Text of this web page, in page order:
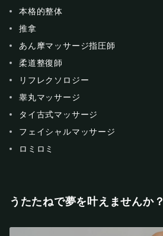
本格的整体
推拿
あん摩マッサージ指圧師
柔道整復師
リフレクソロジー
睾丸マッサージ
タイ古式マッサージ
フェイシャルマッサージ
ロミロミ
うたたねで夢を叶えませんか？